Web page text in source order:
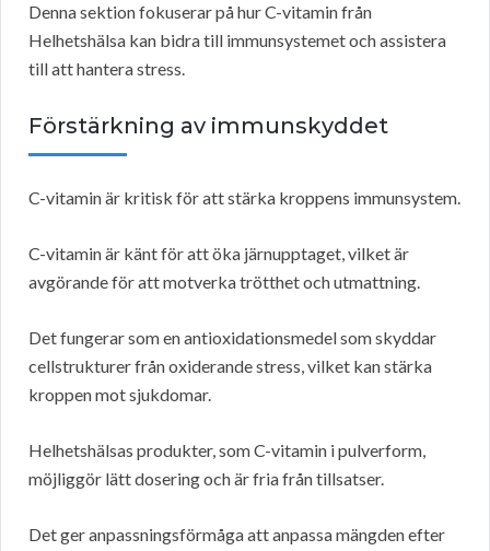
Denna sektion fokuserar på hur C-vitamin från
Helhetshälsa kan bidra till immunsystemet och assistera
till att hantera stress.
Förstärkning av immunskyddet
C-vitamin är kritisk för att stärka kroppens immunsystem.
C-vitamin är känt för att öka järnupptaget, vilket är
avgörande för att motverka trötthet och utmattning.
Det fungerar som en antioxidationsmedel som skyddar
cellstrukturer från oxiderande stress, vilket kan stärka
kroppen mot sjukdomar.
Helhetshälsas produkter, som C-vitamin i pulverform,
möjliggör lätt dosering och är fria från tillsatser.
Det ger anpassningsförmåga att anpassa mängden efter